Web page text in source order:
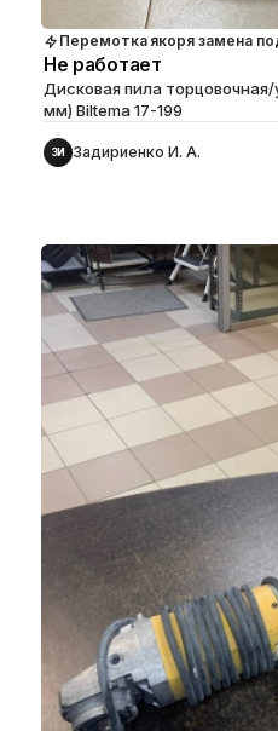
Перемотка якоря замена
Не работает
Дисковая пила
мм) Biltema 17-199
ЗИ Задириенко И. А.